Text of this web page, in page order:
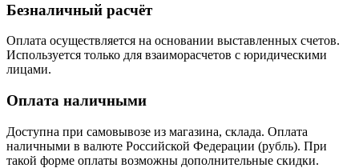
Безналичный расчёт
Оплата осуществляется на основании выставленных счетов.
Используется только для взаиморасчетов с юридическими
лицами.
Оплата наличными
Доступна при самовывозе из магазина, склада. Оплата
наличными в валюте Российской Федерации (рубль). При
такой форме оплаты возможны дополнительные скидки.